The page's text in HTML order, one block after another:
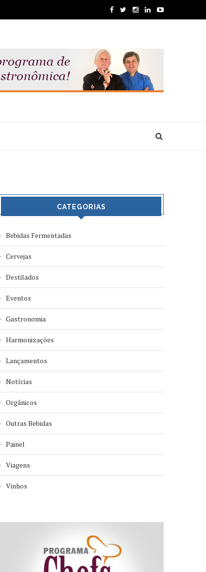
CATEGORIAS
Bebidas Fermentadas
Cervejas
Destilados
Eventos
Gastronomia
Harmonizações
Lançamentos
Notícias
Orgânicos
Outras Bebidas
Painel
Viagens
Vinhos